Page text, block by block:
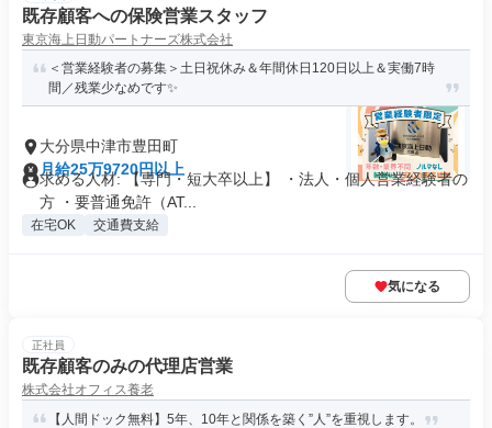
既存顧客への保険営業スタッフ
東京海上日動パートナーズ株式会社
＜営業経験者の募集＞土日祝休み＆年間休日120日以上＆実働7時
間／残業少なめです✨
大分県中津市豊田町
月給25万9720円以上
求める人材: 【専門・短大卒以上】 ・法人・個人営業経験者の
方 ・要普通免許（AT...
在宅OK 交通費支給
気になる
正社員
既存顧客のみの代理店営業
株式会社オフィス養老
【人間ドック無料】5年、10年と関係を築く”人”を重視します。